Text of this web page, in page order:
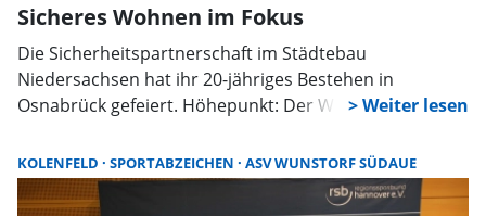
Sicheres Wohnen im Fokus
Die Sicherheitspartnerschaft im Städtebau
Niedersachsen hat ihr 20-jähriges Bestehen in
Osnabrück gefeiert. Höhepunkt: Der Wunstorfer
„Sicheres Wohnen“ für vorbildliche
Quartiersentwicklung und Engagement für Sicherheit.
KOLENFELD SPORTABZEICHEN ASV WUNSTORF SÜDAUE